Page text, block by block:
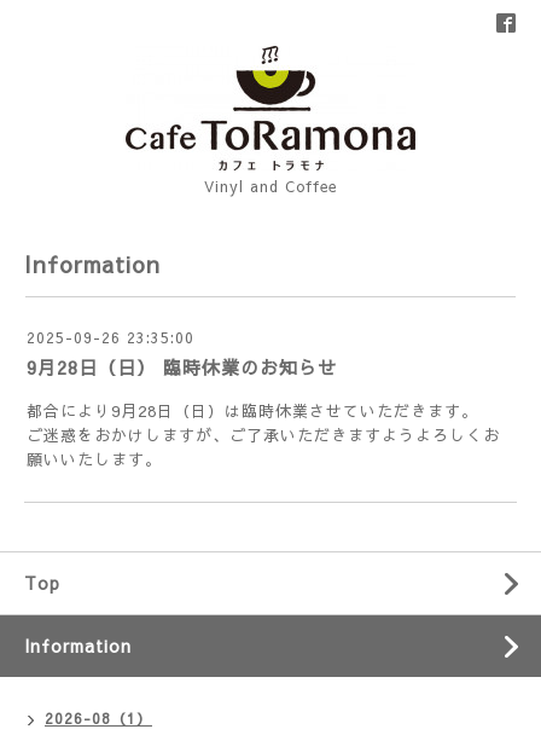
Vinyl and Coffee
Information
2025-09-26 23:35:00
9月28日（日） 臨時休業のお知らせ
都合により9月28日（日）は臨時休業させていただきます。
ご迷惑をおかけしますが、ご了承いただきますようよろしくお
願いいたします。
Top
Information
2026-08（1）